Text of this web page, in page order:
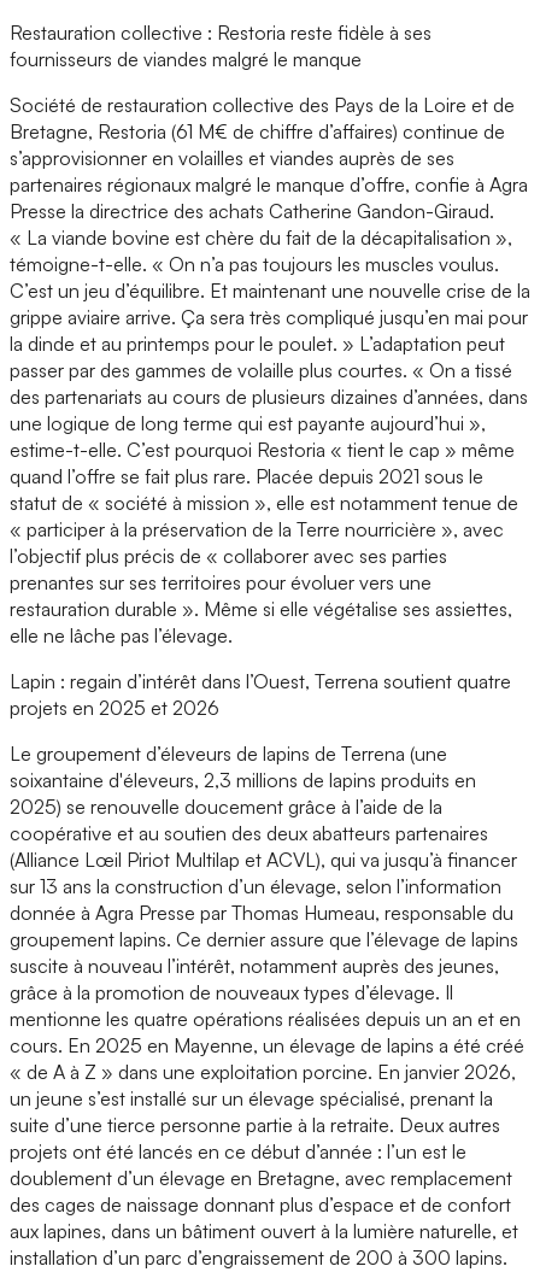
Restauration collective : Restoria reste fidèle à ses
fournisseurs de viandes malgré le manque
Société de restauration collective des Pays de la Loire et de
Bretagne, Restoria (61 M€ de chiffre d’affaires) continue de
s’approvisionner en volailles et viandes auprès de ses
partenaires régionaux malgré le manque d’offre, confie à Agra
Presse la directrice des achats Catherine Gandon-Giraud.
« La viande bovine est chère du fait de la décapitalisation »,
témoigne-t-elle. « On n’a pas toujours les muscles voulus.
C’est un jeu d’équilibre. Et maintenant une nouvelle crise de la
grippe aviaire arrive. Ça sera très compliqué jusqu’en mai pour
la dinde et au printemps pour le poulet. » L’adaptation peut
passer par des gammes de volaille plus courtes. « On a tissé
des partenariats au cours de plusieurs dizaines d’années, dans
une logique de long terme qui est payante aujourd’hui »,
estime-t-elle. C’est pourquoi Restoria « tient le cap » même
quand l’offre se fait plus rare. Placée depuis 2021 sous le
statut de « société à mission », elle est notamment tenue de
« participer à la préservation de la Terre nourricière », avec
l’objectif plus précis de « collaborer avec ses parties
prenantes sur ses territoires pour évoluer vers une
restauration durable ». Même si elle végétalise ses assiettes,
elle ne lâche pas l’élevage.
Lapin : regain d’intérêt dans l’Ouest, Terrena soutient quatre
projets en 2025 et 2026
Le groupement d’éleveurs de lapins de Terrena (une
soixantaine d'éleveurs, 2,3 millions de lapins produits en
2025) se renouvelle doucement grâce à l’aide de la
coopérative et au soutien des deux abatteurs partenaires
(Alliance Lœil Piriot Multilap et ACVL), qui va jusqu’à financer
sur 13 ans la construction d’un élevage, selon l’information
donnée à Agra Presse par Thomas Humeau, responsable du
groupement lapins. Ce dernier assure que l’élevage de lapins
suscite à nouveau l’intérêt, notamment auprès des jeunes,
grâce à la promotion de nouveaux types d’élevage. Il
mentionne les quatre opérations réalisées depuis un an et en
cours. En 2025 en Mayenne, un élevage de lapins a été créé
« de A à Z » dans une exploitation porcine. En janvier 2026,
un jeune s’est installé sur un élevage spécialisé, prenant la
suite d’une tierce personne partie à la retraite. Deux autres
projets ont été lancés en ce début d’année : l’un est le
doublement d’un élevage en Bretagne, avec remplacement
des cages de naissage donnant plus d’espace et de confort
aux lapines, dans un bâtiment ouvert à la lumière naturelle, et
installation d’un parc d’engraissement de 200 à 300 lapins.